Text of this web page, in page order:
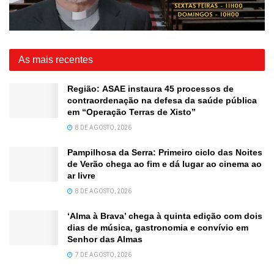
As mais recentes
Região: ASAE instaura 45 processos de
contraordenação na defesa da saúde pública
em “Operação Terras de Xisto”
8 DE AGOSTO, 2026
Pampilhosa da Serra: Primeiro ciclo das Noites
de Verão chega ao fim e dá lugar ao cinema ao
ar livre
8 DE AGOSTO, 2026
‘Alma à Brava’ chega à quinta edição com dois
dias de música, gastronomia e convívio em
Senhor das Almas
7 DE AGOSTO, 2026